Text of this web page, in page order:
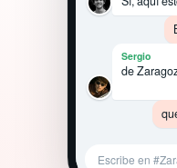
Sergio
de
Escribe en